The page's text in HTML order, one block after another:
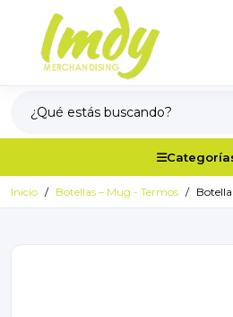
Inicio Botellas – Mug - Termos